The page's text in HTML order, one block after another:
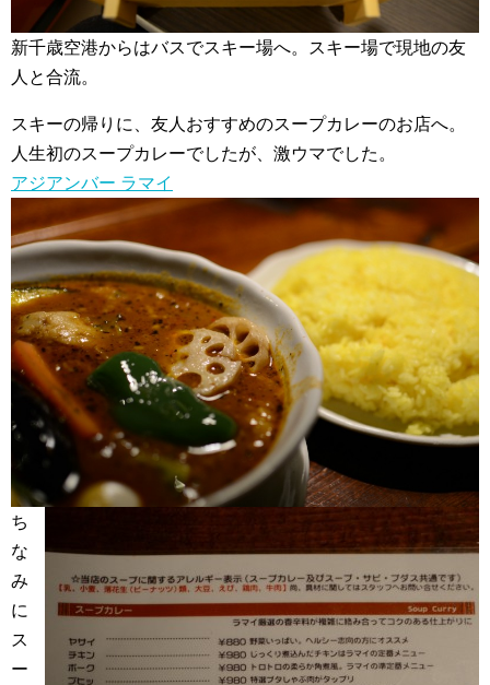
新千歳空港からはバスでスキー場へ。スキー場で現地の友
人と合流。
スキーの帰りに、友人おすすめのスープカレーのお店へ。
人生初のスープカレーでしたが、激ウマでした。
アジアンバー ラマイ
ち
な
み
に
ス
ー